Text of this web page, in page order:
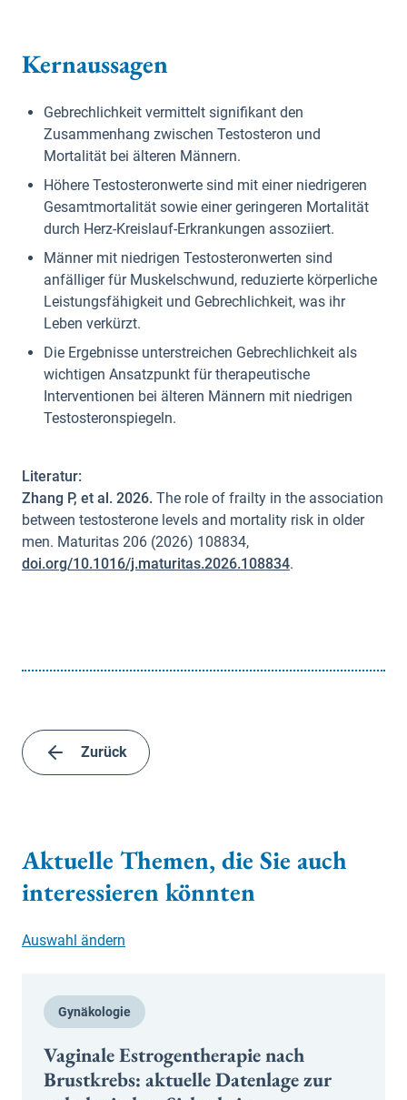
Kernaussagen
Gebrechlichkeit vermittelt signifikant den
Zusammenhang zwischen Testosteron und
Mortalität bei älteren Männern.
Höhere Testosteronwerte sind mit einer niedrigeren
Gesamtmortalität sowie einer geringeren Mortalität
durch Herz-Kreislauf-Erkrankungen assoziiert.
Männer mit niedrigen Testosteronwerten sind
anfälliger für Muskelschwund, reduzierte körperliche
Leistungsfähigkeit und Gebrechlichkeit, was ihr
Leben verkürzt.
Die Ergebnisse unterstreichen Gebrechlichkeit als
wichtigen Ansatzpunkt für therapeutische
Interventionen bei älteren Männern mit niedrigen
Testosteronspiegeln.
Literatur:
Zhang P, et al. 2026. The role of frailty in the association
between testosterone levels and mortality risk in older
men. Maturitas 206 (2026) 108834,
doi.org/10.1016/j.maturitas.2026.108834.
Zurück
Aktuelle Themen, die Sie auch
interessieren könnten
Auswahl ändern
Gynäkologie
Vaginale Estrogentherapie nach
Brustkrebs: aktuelle Datenlage zur